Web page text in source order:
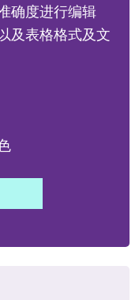
确度进行编辑
及表格格式及文